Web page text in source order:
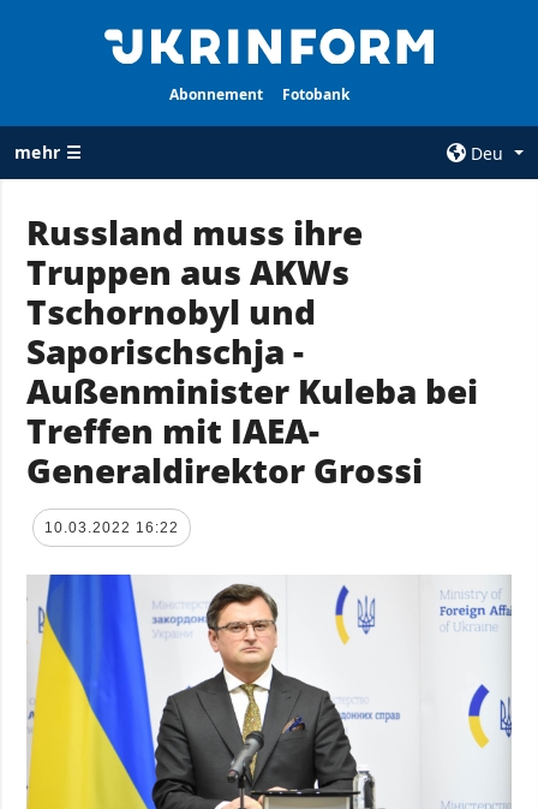
Abonnement Fotobank
mehr ☰
Deu
ALLE
RUBRIKEN
Krieg
Wiederaufbau
der Ukraine
Politik
Wirtschaft
Militär
Gesellschaft und
Kultur
Kriminalität
Notstand und
Notfälle
AGENTUR
services
und zum Schutz
ZUSÄTZLICH LEISTUNGEN
Russland muss ihre
Truppen aus AKWs
Tschornobyl und
Saporischschja -
Außenminister Kuleba bei
Treffen mit IAEA-
Generaldirektor Grossi
10.03.2022 16:22